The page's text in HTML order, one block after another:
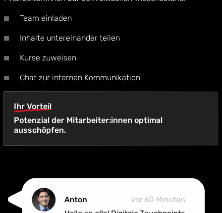
Team einladen
Inhalte untereinander teilen
Kurse zuweisen
Chat zur internen Kommunikation
Ihr Vorteil
Potenzial der Mitarbeiter:innen optimal
ausschöpfen.